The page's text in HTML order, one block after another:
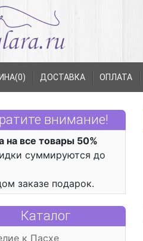
0) ДОСТАВКА ОПЛАТА
внимание!
на все товары 50%
суммируются до
заказе подарок.
Каталог
к Пасхе